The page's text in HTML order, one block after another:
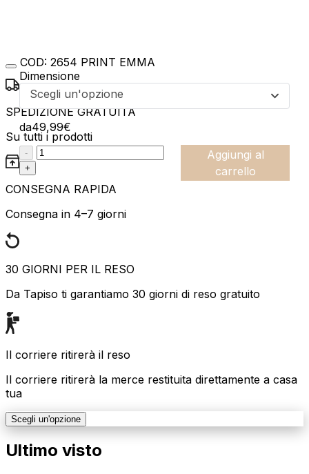
Dimensione
Scegli un'opzione
da49,99€
:product_name quantity
-
+
Aggiungi al
carrello
COD: 2654 PRINT EMMA
SPEDIZIONE GRATUITA
Su tutti i prodotti
CONSEGNA RAPIDA
Consegna in 4–7 giorni
30 GIORNI PER IL RESO
Da Tapiso ti garantiamo 30 giorni di reso gratuito
Il corriere ritirerà il reso
Il corriere ritirerà la merce restituita direttamente a casa
tua
Scegli un'opzione
Ultimo visto